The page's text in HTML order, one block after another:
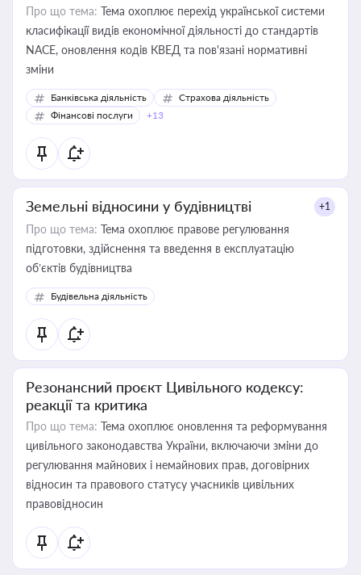
Про що тема: Тема охоплює перехід української системи
класифікації видів економічної діяльності до стандартів
NACE, оновлення кодів КВЕД та пов'язані нормативні
зміни
Банківська діяльність
Страхова діяльність
Фінансові послуги
+13
Земельні відносини у будівництві +1
Про що тема: Тема охоплює правове регулювання
підготовки, здійснення та введення в експлуатацію
об’єктів будівництва
Будівельна діяльність
Резонансний проєкт Цивільного кодексу:
реакції та критика
Про що тема: Тема охоплює оновлення та реформування
цивільного законодавства України, включаючи зміни до
регулювання майнових і немайнових прав, договірних
відносин та правового статусу учасників цивільних
правовідносин